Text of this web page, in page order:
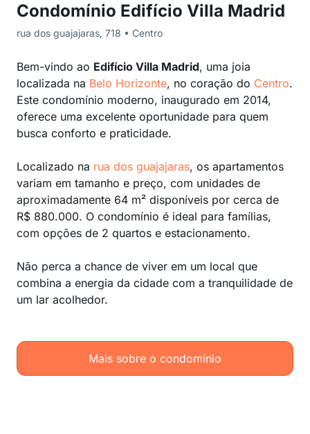
Condomínio Edifício Villa Madrid
rua dos guajajaras, 718 • Centro
Bem-vindo ao Edifício Villa Madrid, uma joia
localizada na Belo Horizonte, no coração do Centro.
Este condomínio moderno, inaugurado em 2014,
oferece uma excelente oportunidade para quem
busca conforto e praticidade.
Localizado na rua dos guajajaras, os apartamentos
variam em tamanho e preço, com unidades de
aproximadamente 64 m² disponíveis por cerca de
R$ 880.000. O condomínio é ideal para famílias,
com opções de 2 quartos e estacionamento.
Não perca a chance de viver em um local que
combina a energia da cidade com a tranquilidade de
um lar acolhedor.
Mais sobre o condomínio